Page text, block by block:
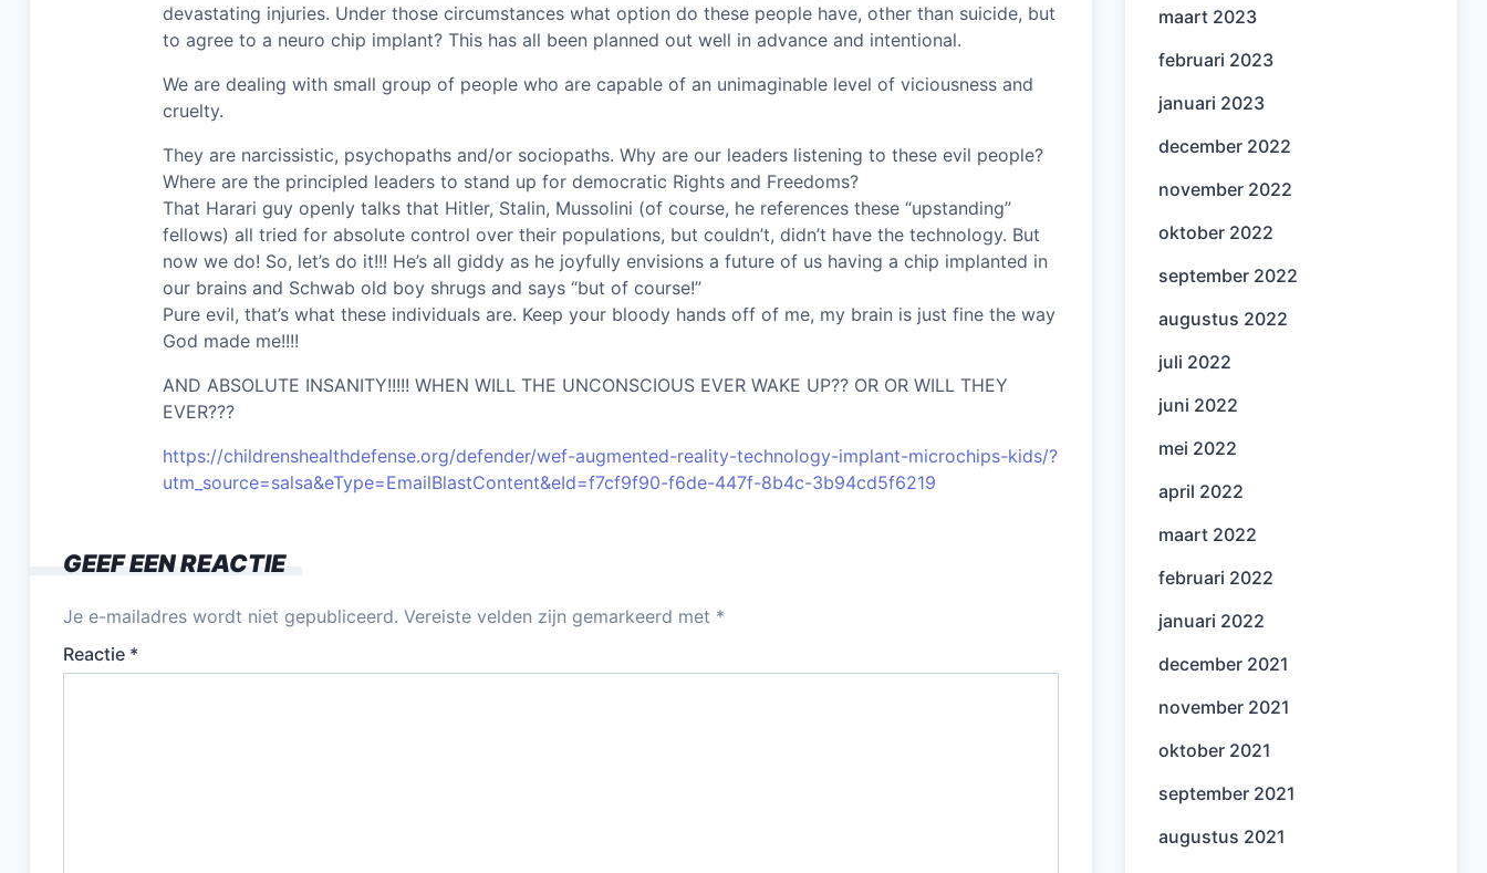
devastating injuries. Under those circumstances what option do these people have, other than suicide, but
to agree to a neuro chip implant? This has all been planned out well in advance and intentional.
We are dealing with small group of people who are capable of an unimaginable level of viciousness and
cruelty.
They are narcissistic, psychopaths and/or sociopaths. Why are our leaders listening to these evil people?
Where are the principled leaders to stand up for democratic Rights and Freedoms?
That Harari guy openly talks that Hitler, Stalin, Mussolini (of course, he references these “upstanding”
fellows) all tried for absolute control over their populations, but couldn’t, didn’t have the technology. But
now we do! So, let’s do it!!! He’s all giddy as he joyfully envisions a future of us having a chip implanted in
our brains and Schwab old boy shrugs and says “but of course!”
Pure evil, that’s what these individuals are. Keep your bloody hands off of me, my brain is just fine the way
God made me!!!!
AND ABSOLUTE INSANITY!!!!! WHEN WILL THE UNCONSCIOUS EVER WAKE UP?? OR OR WILL THEY
EVER???
https://childrenshealthdefense.org/defender/wef-augmented-reality-technology-implant-microchips-kids/?
utm_source=salsa&eType=EmailBlastContent&eId=f7cf9f90-f6de-447f-8b4c-3b94cd5f6219
GEEF EEN REACTIE
Je e-mailadres wordt niet gepubliceerd. Vereiste velden zijn gemarkeerd met *
Reactie *
maart 2023
februari 2023
januari 2023
december 2022
november 2022
oktober 2022
september 2022
augustus 2022
juli 2022
juni 2022
mei 2022
april 2022
maart 2022
februari 2022
januari 2022
december 2021
november 2021
oktober 2021
september 2021
augustus 2021